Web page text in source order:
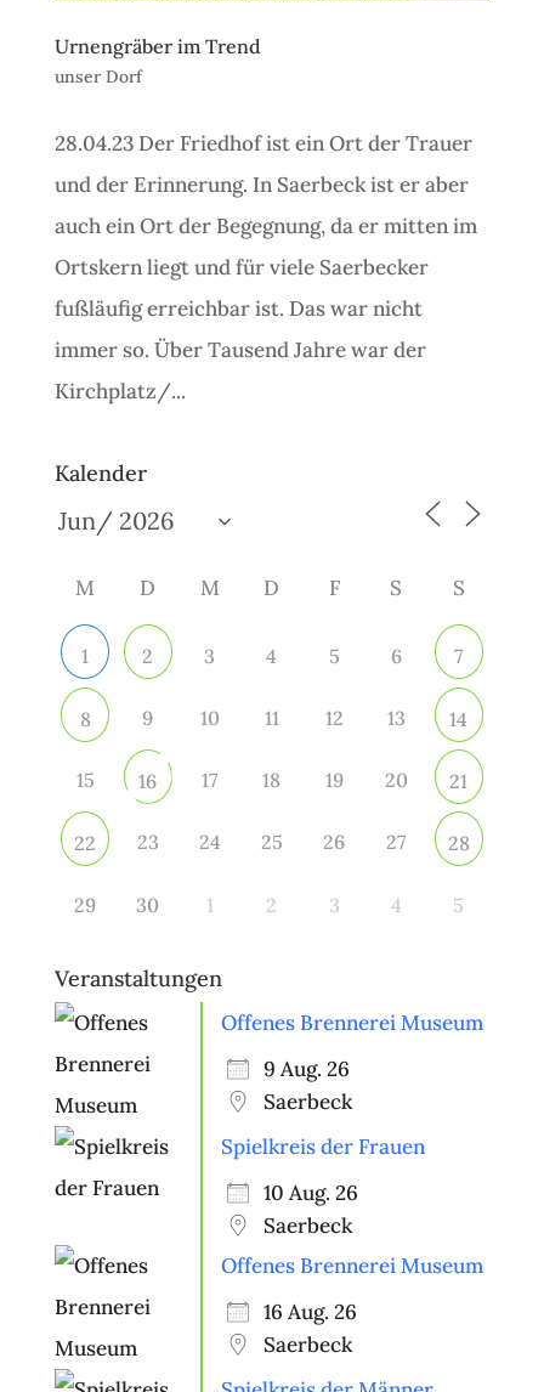
Urnengräber im Trend
unser Dorf
28.04.23 Der Friedhof ist ein Ort der Trauer
und der Erinnerung. In Saerbeck ist er aber
auch ein Ort der Begegnung, da er mitten im
Ortskern liegt und für viele Saerbecker
fußläufig erreichbar ist. Das war nicht
immer so. Über Tausend Jahre war der
Kirchplatz/...
Kalender
M D M D F S S
1 2 3 4 5 6 7
8 9 10 11 12 13 14
15 16 17 18 19 20 21
22 23 24 25 26 27 28
29 30 1 2 3 4 5
Veranstaltungen
Offenes Brennerei Museum
9 Aug. 26
Saerbeck
Spielkreis der Frauen
10 Aug. 26
Saerbeck
Offenes Brennerei Museum
16 Aug. 26
Saerbeck